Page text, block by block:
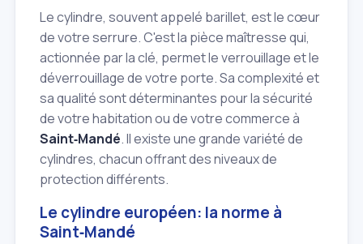
Le cylindre, souvent appelé barillet, est le cœur
de votre serrure. C'est la pièce maîtresse qui,
actionnée par la clé, permet le verrouillage et le
déverrouillage de votre porte. Sa complexité et
sa qualité sont déterminantes pour la sécurité
de votre habitation ou de votre commerce à
Saint‑Mandé. Il existe une grande variété de
cylindres, chacun offrant des niveaux de
protection différents.
Le cylindre européen: la norme à
Saint‑Mandé